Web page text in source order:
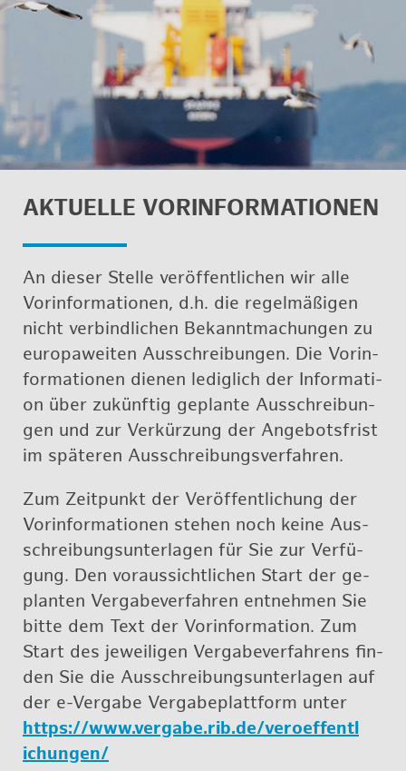
AK­TU­EL­LE VOR­IN­FOR­MA­TIO­NEN
An die­ser Stel­le ver­öf­fent­li­chen wir alle
Vor­in­for­ma­tio­nen, d.h. die re­gel­mä­ßi­gen
nicht ver­bind­li­chen Be­kannt­ma­chun­gen zu
eu­ro­pa­wei­ten Aus­schrei­bun­gen. Die Vor­in­
for­ma­tio­nen die­nen le­dig­lich der In­for­ma­ti­
on über zu­künf­tig ge­plan­te Aus­schrei­bun­
gen und zur Ver­kür­zung der An­ge­bots­frist
im spä­te­ren Aus­schrei­bungs­ver­fah­ren.
Zum Zeit­punkt der Ver­öf­fent­li­chung der
Vor­in­for­ma­tio­nen ste­hen noch keine Aus­
schrei­bungs­un­ter­la­gen für Sie zur Ver­fü­
gung. Den vor­aus­sicht­li­chen Start der ge­
plan­ten Ver­ga­be­ver­fah­ren ent­neh­men Sie
bitte dem Text der Vor­in­for­ma­ti­on. Zum
Start des je­wei­li­gen Ver­ga­be­ver­fah­rens fin­
den Sie die Aus­schrei­bungs­un­ter­la­gen auf
der e-Ver­ga­be Ver­ga­be­platt­form unter
https://​www.​vergabe.​rib.​de/​ver​oeff​entl​
ichu​ngen/